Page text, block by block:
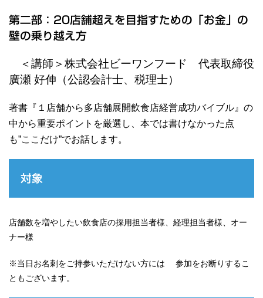
第二部：20店舗超えを目指すための「お金」の
壁の乗り越え方
＜講師＞株式会社ビーワンフード 代表取締役
廣瀬 好伸（公認会計士、税理士）
著書『１店舗から多店舗展開飲食店経営成功バイブル』の
中から重要ポイントを厳選し、本では書けなかった点
も”ここだけ”でお話します。
対象
店舗数を増やしたい飲食店の採用担当者様、経理担当者様、オー
ナー様
※当日お名刺をご持参いただけない方には 参加をお断りするこ
ともございます。